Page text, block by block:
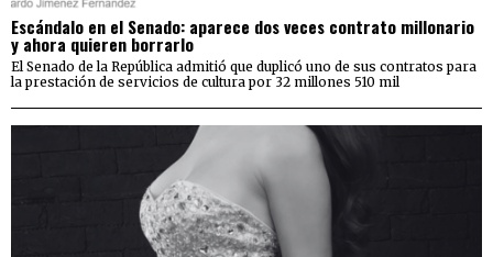
Escándalo en el Senado: aparece dos veces contrato millonario
y ahora quieren borrarlo
El Senado de la República admitió que duplicó uno de sus contratos para
la prestación de servicios de cultura por 32 millones 510 mil